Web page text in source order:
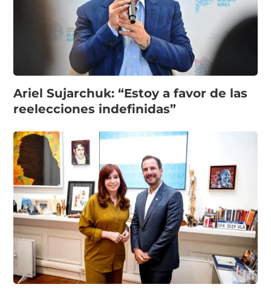
Ariel Sujarchuk: “Estoy a favor de las
reelecciones indefinidas”